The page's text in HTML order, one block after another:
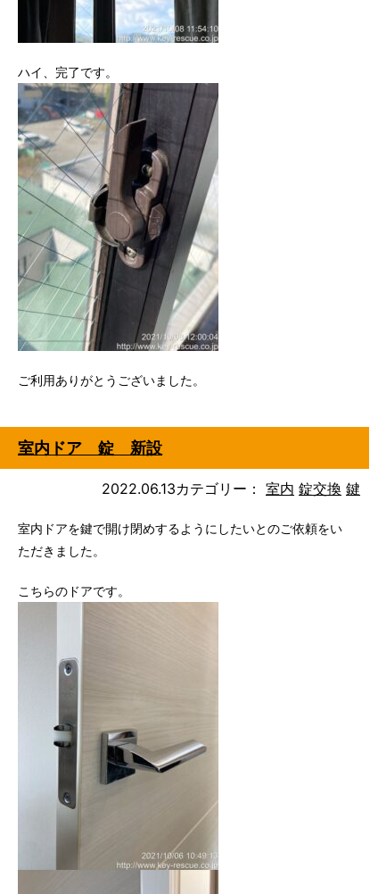
ハイ、完了です。
ご利用ありがとうございました。
室内ドア 錠 新設
2022.06.13カテゴリー： 室内 錠交換 鍵
室内ドアを鍵で開け閉めするようにしたいとのご依頼をい
ただきました。
こちらのドアです。